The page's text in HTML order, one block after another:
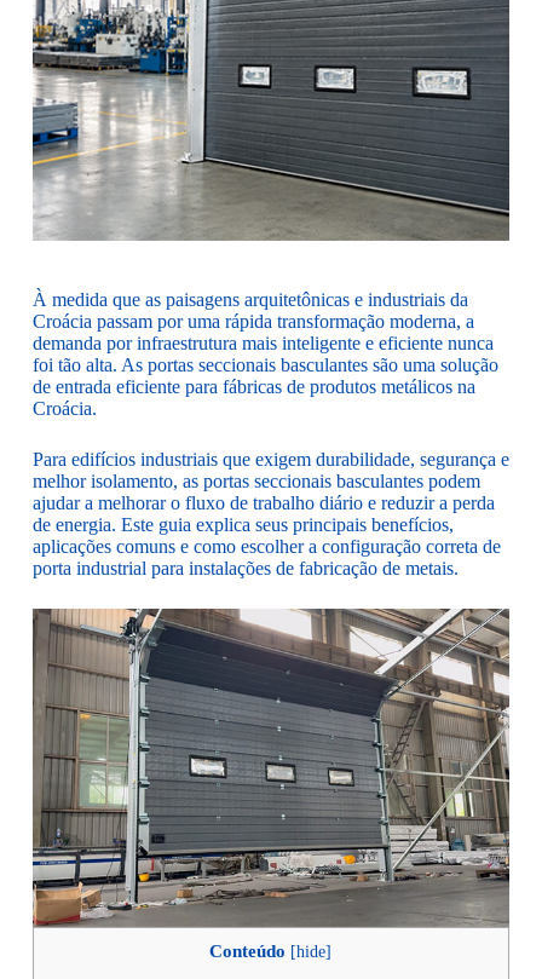
À medida que as paisagens arquitetônicas e industriais da
Croácia passam por uma rápida transformação moderna, a
demanda por infraestrutura mais inteligente e eficiente nunca
foi tão alta. As portas seccionais basculantes são uma solução
de entrada eficiente para fábricas de produtos metálicos na
Croácia.
Para edifícios industriais que exigem durabilidade, segurança e
melhor isolamento, as portas seccionais basculantes podem
ajudar a melhorar o fluxo de trabalho diário e reduzir a perda
de energia. Este guia explica seus principais benefícios,
aplicações comuns e como escolher a configuração correta de
porta industrial para instalações de fabricação de metais.
Conteúdo [hide]